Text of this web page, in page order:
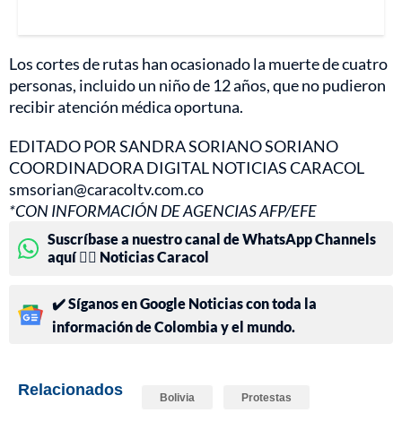
Los cortes de rutas han ocasionado la muerte de cuatro
personas, incluido un niño de 12 años, que no pudieron
recibir atención médica oportuna.
EDITADO POR SANDRA SORIANO SORIANO
COORDINADORA DIGITAL NOTICIAS CARACOL
smsorian@caracoltv.com.co
*CON INFORMACIÓN DE AGENCIAS AFP/EFE
Suscríbase a nuestro canal de WhatsApp Channels
aquí 👉🏻 Noticias Caracol
✔️ Síganos en Google Noticias con toda la
información de Colombia y el mundo.
Relacionados Bolivia Protestas